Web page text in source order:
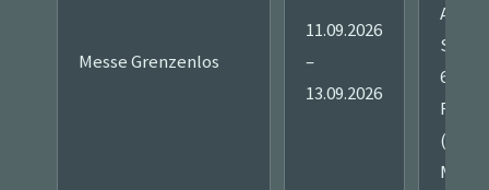
Messe Grenzenlos
11.09.2026
–
13.09.2026
Am
61169